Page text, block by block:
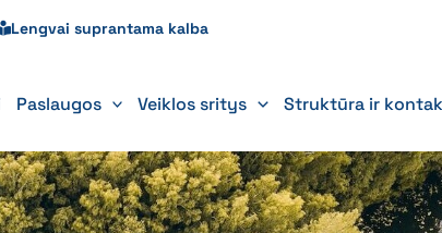
Lengvai suprantama kalba
Paslaugos Veiklos sritys Struktūra ir